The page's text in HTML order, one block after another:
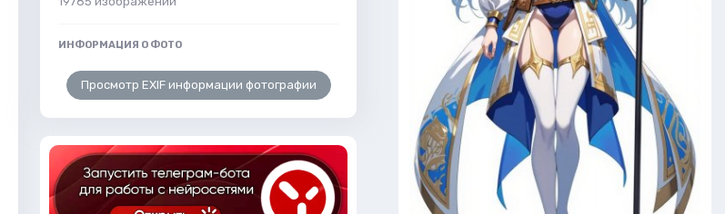
ИНФОРМАЦИЯ О ФОТО
Просмотр EXIF информации фотографии